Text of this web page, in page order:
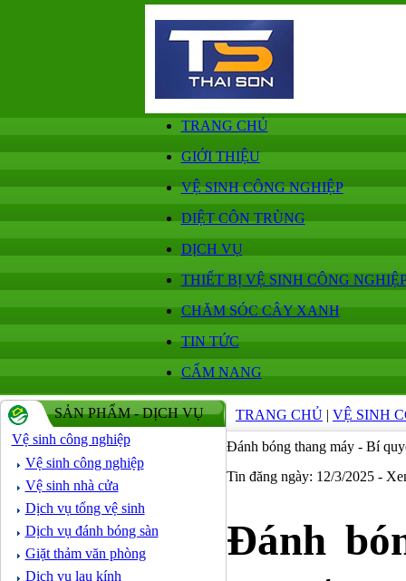
TRANG CHỦ
GIỚI THIỆU
VỆ SINH CÔNG NGHIỆP
DIỆT CÔN TRÙNG
DỊCH VỤ
THIẾT BỊ VỆ SINH CÔNG
CHĂM SÓC CÂY XANH
TIN TỨC
CẨM NANG
SẢN PHẨM - DỊCH VỤ
Vệ sinh công nghiệp
Vệ sinh công nghiệp
Vệ sinh nhà cửa
Dịch vụ tổng vệ sinh
Dịch vụ đánh bóng sàn
Giặt thảm văn phòng
Dịch vụ lau kính
TRANG CHỦ | VỆ SINH
Đánh bóng thang máy - Bí
Tin đăng ngày: 12/3/2025 -
Đánh